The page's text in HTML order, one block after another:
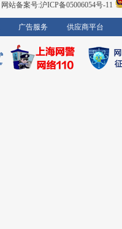
网站备案号:沪ICP备05006054号-11
广告服务 供应商平台